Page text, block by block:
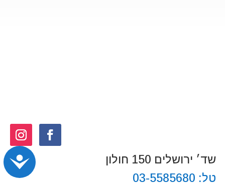
שד׳ ירושלים 150 חולון
טל: 03-5585680